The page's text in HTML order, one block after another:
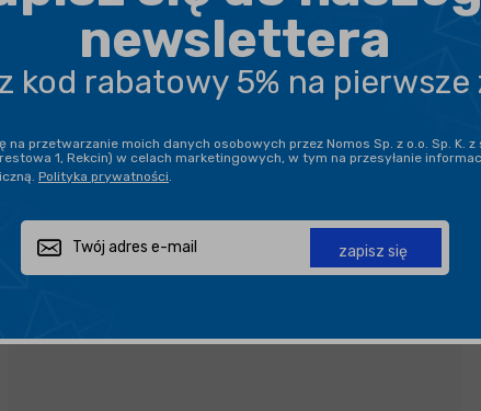
DARMOWA DOSTAWA OD 199,90 ZŁ
PROFESJONALNE DORADZTWO
Zapytaj o produkt
newslettera
kod rabatowy 5% na pierwsze
na przetwarzanie moich danych osobowych przez Nomos Sp. z o.o. Sp. K. z
1, Rekcin) w celach marketingowych, w tym na przesyłanie
Polityka prywatności
zapisz się